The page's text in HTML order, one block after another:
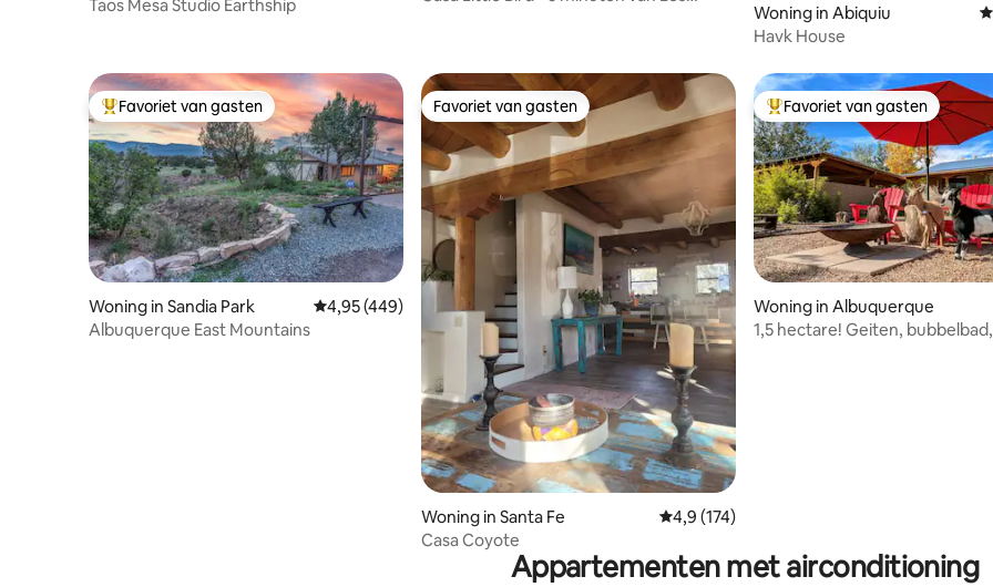
Taos Mesa Studio Earthship
Woning in Abiquiu
Havk House
Topfavoriet van gasten
Favoriet van gasten
Woning in Sandia Park Gemiddelde beoordeling van 4,95 op 5, 449 recensies
4,95 (449)
Albuquerque East Mountains
Favoriet van gasten
Favoriet van gasten
Woning in Santa Fe Gemiddelde beoordeling van 4,9 op 5, 174
4,9 (174)
Casa Coyote
Topfavoriet van gasten
Favoriet van gasten
Woning in Albuquerque
1,5 hectare! Geiten,
Appartementen met airconditioning